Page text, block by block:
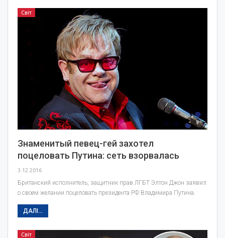
Світ
Знаменитый певец-гей захотел
поцеловать Путина: сеть взорвалась
3.12.2016
Британский исполнитель, защитник прав ЛГБТ Элтон Джон заявил
о своем желании поцеловать президента РФ Владимира Путина.
ДАЛІ...
Світ